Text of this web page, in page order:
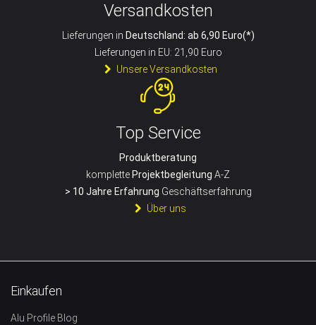
Versandkosten
Lieferungen in Deutschland: ab 6,90 Euro(*)
Lieferungen in EU: 21,90 Euro
Unsere Versandkosten
Top Service
Produktberatung
komplette Projektbegleitung A-Z
> 10 Jahre Erfahrung Geschäftserfahrung
Über uns
Einkaufen
Alu Profile Blog